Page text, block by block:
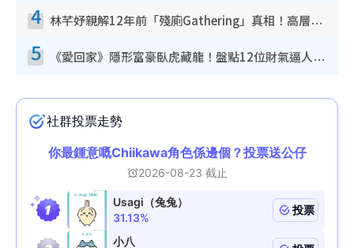
4 林芊妤親解12年前「殘廁Gathering」真相！高層解約一句話重創尊嚴至今拒返TVB
5 《愛回家》隱形富豪臥虎藏龍！盤點12位財氣逼人的有錢藝人：呢位靚女3億身家唔憂做